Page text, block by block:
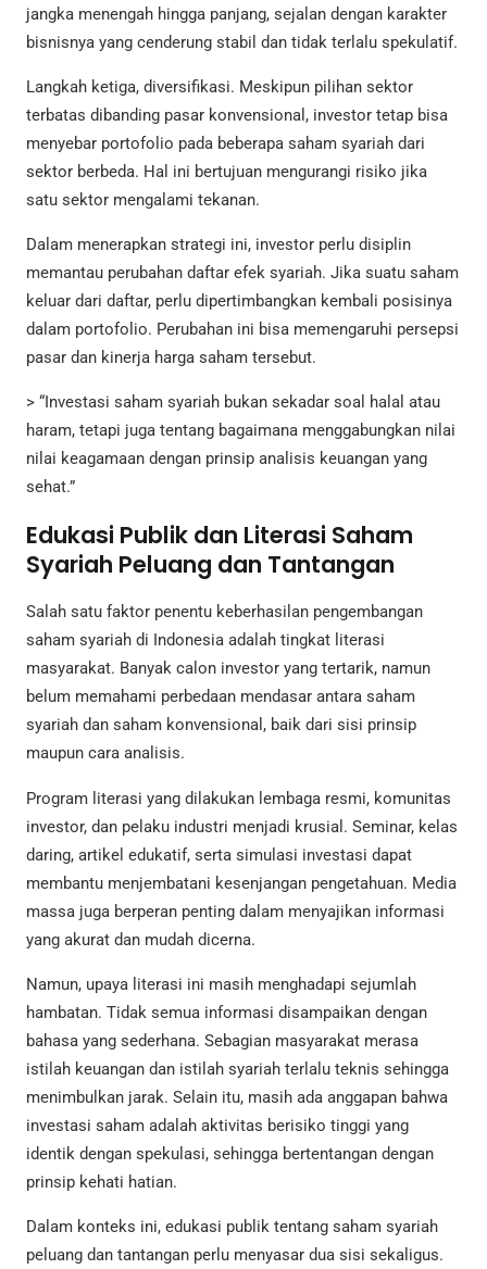
jangka menengah hingga panjang, sejalan dengan karakter
bisnisnya yang cenderung stabil dan tidak terlalu spekulatif.
Langkah ketiga, diversifikasi. Meskipun pilihan sektor
terbatas dibanding pasar konvensional, investor tetap bisa
menyebar portofolio pada beberapa saham syariah dari
sektor berbeda. Hal ini bertujuan mengurangi risiko jika
satu sektor mengalami tekanan.
Dalam menerapkan strategi ini, investor perlu disiplin
memantau perubahan daftar efek syariah. Jika suatu saham
keluar dari daftar, perlu dipertimbangkan kembali posisinya
dalam portofolio. Perubahan ini bisa memengaruhi persepsi
pasar dan kinerja harga saham tersebut.
> “Investasi saham syariah bukan sekadar soal halal atau
haram, tetapi juga tentang bagaimana menggabungkan nilai
nilai keagamaan dengan prinsip analisis keuangan yang
sehat.”
Edukasi Publik dan Literasi Saham
Syariah Peluang dan Tantangan
Salah satu faktor penentu keberhasilan pengembangan
saham syariah di Indonesia adalah tingkat literasi
masyarakat. Banyak calon investor yang tertarik, namun
belum memahami perbedaan mendasar antara saham
syariah dan saham konvensional, baik dari sisi prinsip
maupun cara analisis.
Program literasi yang dilakukan lembaga resmi, komunitas
investor, dan pelaku industri menjadi krusial. Seminar, kelas
daring, artikel edukatif, serta simulasi investasi dapat
membantu menjembatani kesenjangan pengetahuan. Media
massa juga berperan penting dalam menyajikan informasi
yang akurat dan mudah dicerna.
Namun, upaya literasi ini masih menghadapi sejumlah
hambatan. Tidak semua informasi disampaikan dengan
bahasa yang sederhana. Sebagian masyarakat merasa
istilah keuangan dan istilah syariah terlalu teknis sehingga
menimbulkan jarak. Selain itu, masih ada anggapan bahwa
investasi saham adalah aktivitas berisiko tinggi yang
identik dengan spekulasi, sehingga bertentangan dengan
prinsip kehati hatian.
Dalam konteks ini, edukasi publik tentang saham syariah
peluang dan tantangan perlu menyasar dua sisi sekaligus.